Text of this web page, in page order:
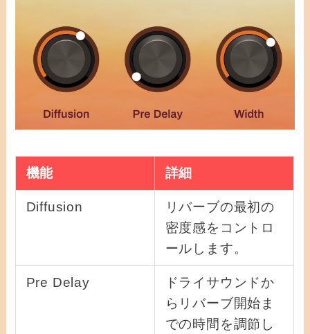
機能 詳細
Diffusion
リバーブの最初の
密度感をコントロ
ールします。
Pre Delay
ドライサウンドか
らリバーブ開始ま
での時間を調節し